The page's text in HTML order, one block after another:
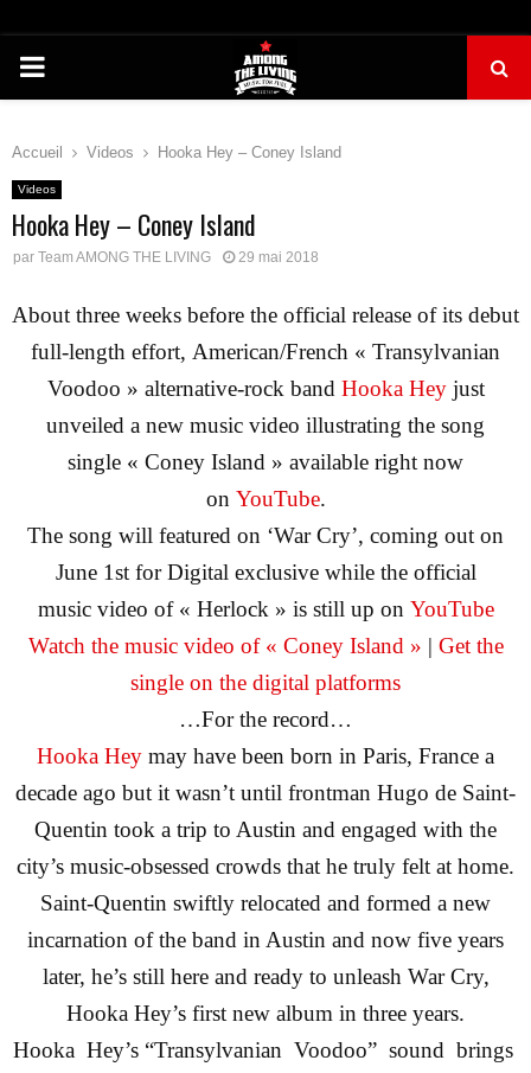
PRIMARY
Accueil Videos Hooka Hey – Coney Island
Videos
Hooka Hey – Coney Island
par Team AMONG THE LIVING 29 mai 2018
About three weeks before the official release of its debut
full-length effort, American/French « Transylvanian
Voodoo » alternative-rock band Hooka Heyjust
unveiled a new music video illustrating the song
single « Coney Island » available right now
on YouTube.
The song will featured on ‘War Cry’, coming out on
June 1st for Digital exclusive while the official
music video of « Herlock » is still up on YouTube
Watch the music video of « Coney Island » | Get the
single on the digital platforms
…For the record…
Hooka Hey may have been born in Paris, France a
decade ago but it wasn’t until frontman Hugo de Saint-
Quentin took a trip to Austin and engaged with the
city’s music-obsessed crowds that he truly felt at home.
Saint-Quentin swiftly relocated and formed a new
incarnation of the band in Austin and now five years
later, he’s still here and ready to unleash War Cry,
Hooka Hey’s first new album in three years.
Hooka Hey’s “Transylvanian Voodoo” sound brings